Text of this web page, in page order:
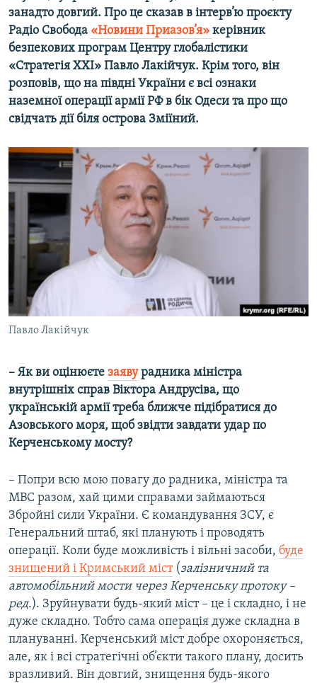
Усі сайти RFE/RL
занадто довгий. Про це сказав в інтерв’ю проєкту
Радіо Свобода «Новини Приазов’я» керівник
безпекових програм Центру глобалістики
«Стратегія XXI» Павло Лакійчук. Крім того, він
розповів, що на півдні України є всі ознаки
наземної операції армії РФ в бік Одеси та про що
свідчать дії біля острова Зміїний.
Павло Лакійчук
– Як ви оцінюєте заявурадника міністра
внутрішніх справ Віктора Андрусіва, що
українській армії треба ближче підібратися до
Азовського моря, щоб звідти завдати удар по
Керченському мосту?
– Попри всю мою повагу до радника, міністра та
МВС разом, хай цими справами займаються
Збройні сили України. Є командування ЗСУ, є
Генеральний штаб, які планують і проводять
операції. Коли буде можливість і вільні засоби, буде
знищений і Кримський міст(залізничний та
автомобільний мости через Керченську протоку –
ред.). Зруйнувати будь-який міст – це і складно, і не
дуже складно. Тобто сама операція дуже складна в
плануванні. Керченський міст добре охороняється,
але, як і всі стратегічні об’єкти такого плану, досить
вразливий. Він довгий, знищення будь-якого